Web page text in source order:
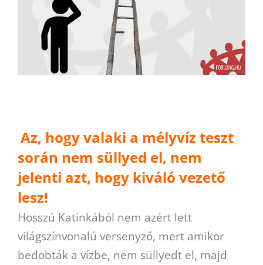
Az, hogy valaki a mélyvíz teszt
során nem süllyed el, nem
jelenti azt, hogy kiváló vezető
lesz!
Hosszú Katinkából nem azért lett
világszínvonalú versenyző, mert amikor
bedobták a vízbe, nem süllyedt el, majd